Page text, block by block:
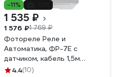
-11%
1 535 ₽
1 576 ₽1 769 ₽
Фотореле Реле и
Автоматика, ФР-7Е с
датчиком, кабель 1,5м
A8222-77946503
4.4(10)